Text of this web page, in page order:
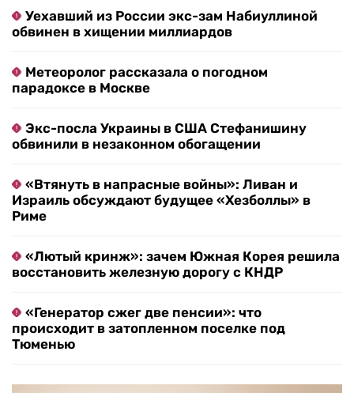
Уехавший из России экс-зам Набиуллиной
обвинен в хищении миллиардов
Метеоролог рассказала о погодном
парадоксе в Москве
Экс-посла Украины в США Стефанишину
обвинили в незаконном обогащении
«Втянуть в напрасные войны»: Ливан и
Израиль обсуждают будущее «Хезболлы» в
Риме
«Лютый кринж»: зачем Южная Корея решила
восстановить железную дорогу с КНДР
«Генератор сжег две пенсии»: что
происходит в затопленном поселке под
Тюменью